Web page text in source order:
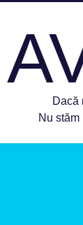
Dacă
Nu